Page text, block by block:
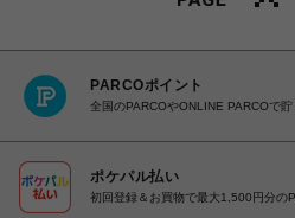
PARCOポイント
全国のPARCOやONLINE PARCOで貯
ポケパル払い
初回登録＆お買物で最大1,500円分の